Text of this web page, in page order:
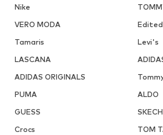
Nike
VERO MODA
Edited
Tamaris
Levi's
LASCANA
ADIDAS ORIGINALS
PUMA
ALDO
GUESS
Crocs
TOM